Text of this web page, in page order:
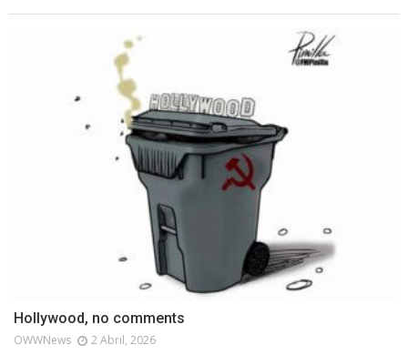
Hollywood, no comments
OWWNews 2 Abril, 2026